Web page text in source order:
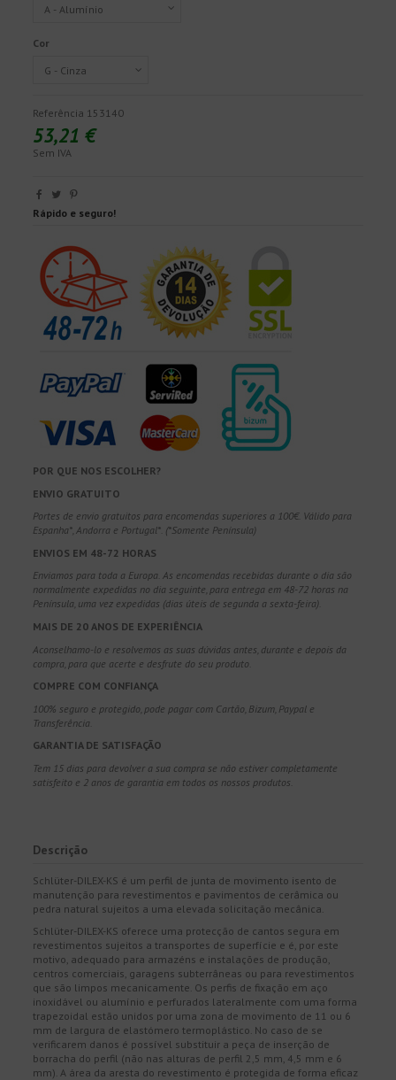
Cor
Referência 153140
53,21 €
Sem IVA
Rápido e seguro!
POR QUE NOS ESCOLHER?
ENVIO GRATUITO
Portes de envio gratuitos para encomendas superiores a 100€. Válido para
Espanha*, Andorra e Portugal*. (*Somente Península)
ENVIOS EM 48-72 HORAS
Enviamos para toda a Europa. As encomendas recebidas durante o dia são
normalmente expedidas no dia seguinte, para entrega em 48-72 horas na
Península, uma vez expedidas (dias úteis de segunda a sexta-feira).
MAIS DE 20 ANOS DE EXPERIÊNCIA
Aconselhamo-lo e resolvemos as suas dúvidas antes, durante e depois da
compra, para que acerte e desfrute do seu produto.
COMPRE COM CONFIANÇA
100% seguro e protegido, pode pagar com Cartão, Bizum, Paypal e
Transferência.
GARANTIA DE SATISFAÇÃO
Tem 15 dias para devolver a sua compra se não estiver completamente
satisfeito e 2 anos de garantia em todos os nossos produtos.
Descrição
Schlüter-DILEX-KS é um perfil de junta de movimento isento de
manutenção para revestimentos e pavimentos de cerâmica ou
pedra natural sujeitos a uma elevada solicitação mecânica.
Schlüter-DILEX-KS oferece uma protecção de cantos segura em
revestimentos sujeitos a transportes de superfície e é, por este
motivo, adequado para armazéns e instalações de produção,
centros comerciais, garagens subterrâneas ou para revestimentos
que são limpos mecanicamente. Os perfis de fixação em aço
inoxidável ou alumínio e perfurados lateralmente com uma forma
trapezoidal estão unidos por uma zona de movimento de 11 ou 6
mm de largura de elastómero termoplástico. No caso de se
verificarem danos é possível substituir a peça de inserção de
borracha do perfil (não nas alturas de perfil 2,5 mm, 4,5 mm e 6
mm). A área da aresta do revestimento é protegida de forma eficaz